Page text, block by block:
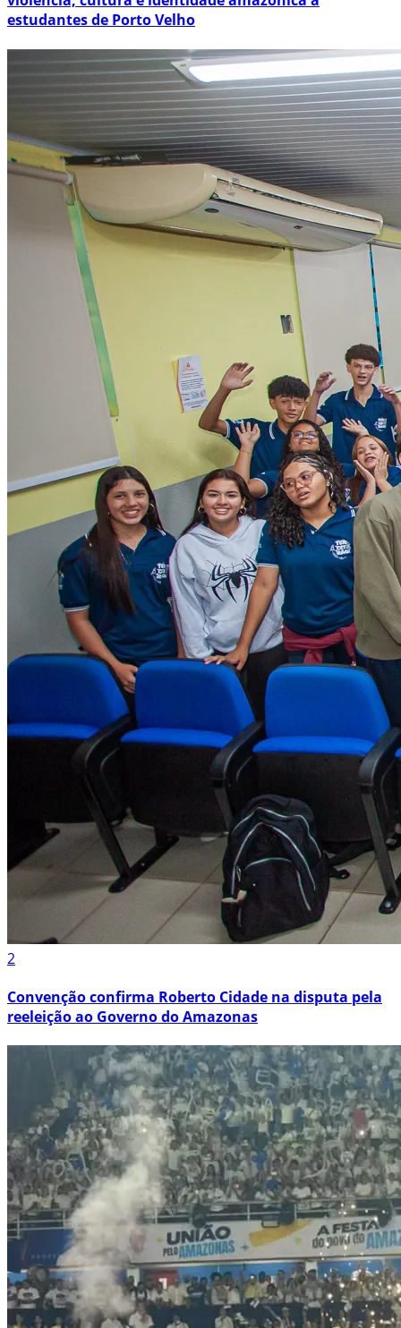
estudantes de Porto Velho
2
Convenção confirma Roberto Cidade na disputa pela
reeleição ao Governo do Amazonas